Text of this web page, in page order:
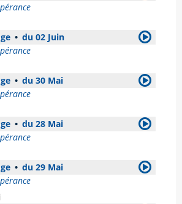
• du 02 Juin
• du 30 Mai
• du 28 Mai
• du 29 Mai